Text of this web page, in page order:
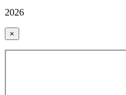
2026
×